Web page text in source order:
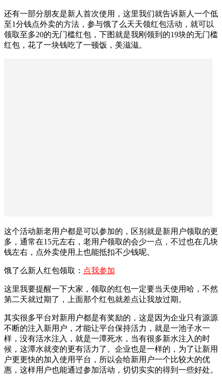
还有一部分朋友是新人首次使用，这里我们就告诉新人一个低
至1分钱点外卖的方法，参与饿了么天天领红包活动，就可以
领取至多20的无门槛红包，下图就是我刚领到的19块的无门槛
红包，花了一块钱吃了一顿饭，美滋滋。
这个活动新老用户都是可以参加的，区别就是新用户领取的更
多，通常在15元左右，老用户领取的会少一点，不过也在几块
钱左右，点外卖使用上也能抵扣不少钱呢。
饿了么新人红包领取： 点我参加
这里我要提醒一下大家，领取的红包一定要当天使用哈，不然
第二天就过期了，上面那个红包就差点让我放过期。
其实很多平台对新用户都是有奖励的，这是因为企业只有源源
不断的注入新用户，才能让平台保持活力，就是一池子水一
样，没有活水注入，就是一潭死水，当有很多新水注入的时
候，这潭水就变的更有活力了。企业也是一样的，为了让新用
户更更快的加入使用平台，所以会给新用户一个比较大的优
惠，这样用户也能通过参加活动，切切实实的得到一些好处。